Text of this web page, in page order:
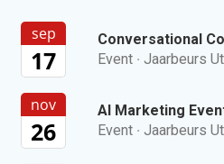
sep
17
Conversational
Event · Jaarbeurs
nov
26
AI Marketing
Event · Jaarbeurs